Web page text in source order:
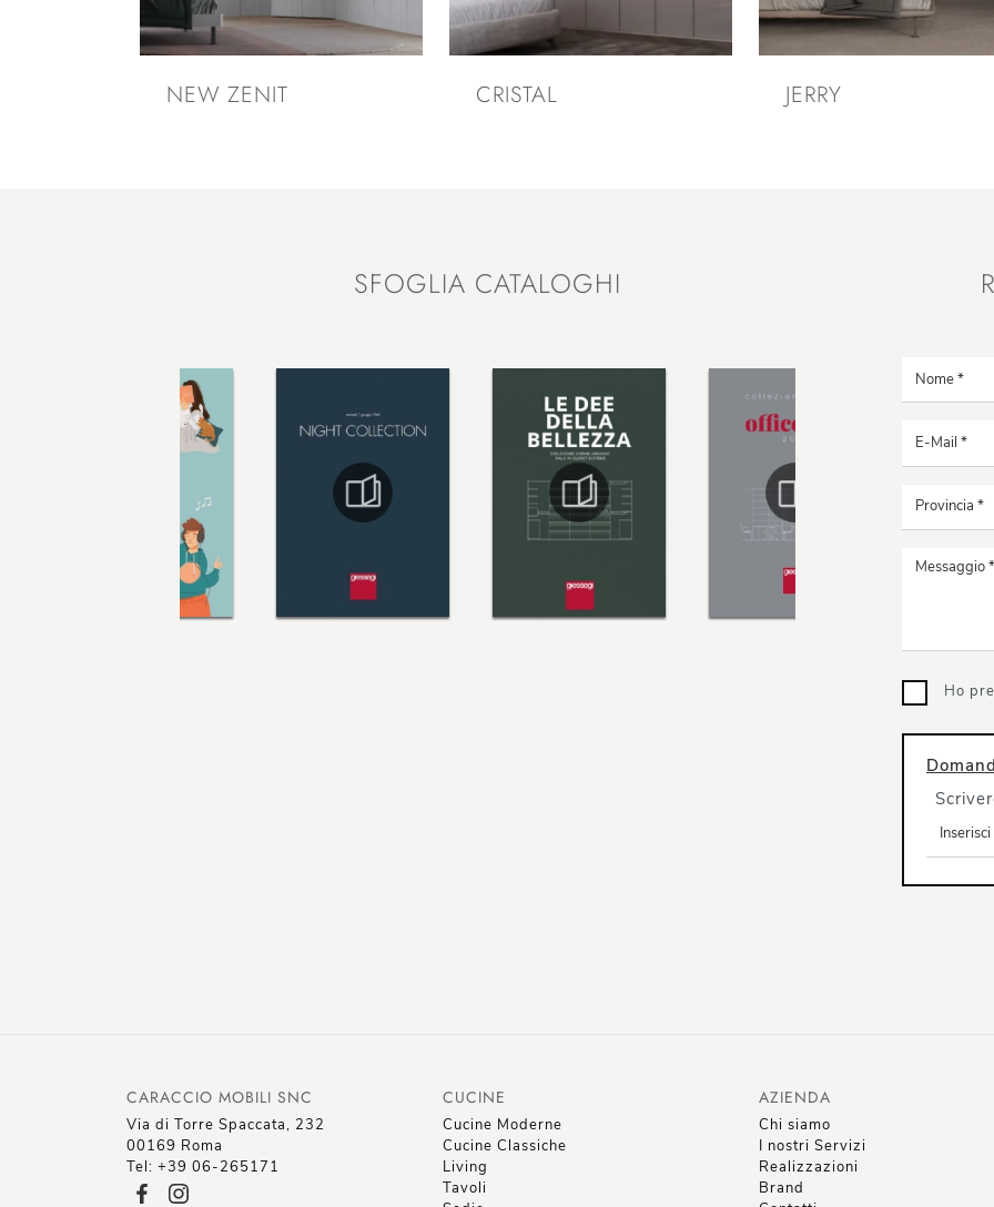
NEW ZENIT CRISTAL JERRY
SFOGLIA CATALOGHI
Ho
CARACCIO MOBILI SNC
Via di Torre Spaccata, 232
00169 Roma
Tel: +39 06-265171
CUCINE
Cucine Moderne
Cucine Classiche
Living
Tavoli
AZIENDA
Chi siamo
I nostri Servizi
Realizzazioni
Brand